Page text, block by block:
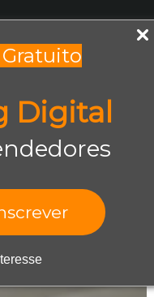
Gratuito
Digital